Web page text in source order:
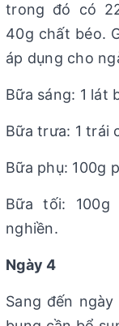
trong đó có
40g chất béo.
áp dụng cho
Bữa sáng: 1 lát
Bữa trưa: 1 trái
Bữa phụ: 100g
Bữa tối:
nghiền.
Ngày 4
Sang đến